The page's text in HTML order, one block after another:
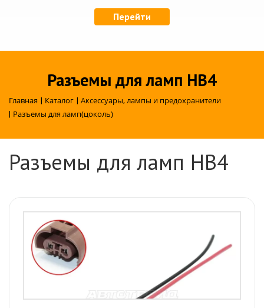
Перейти
Разъемы для ламп HB4
Главная | Каталог | Аксессуары, лампы и предохранители
| Разъемы для ламп(цоколь)
Разъемы для ламп HB4